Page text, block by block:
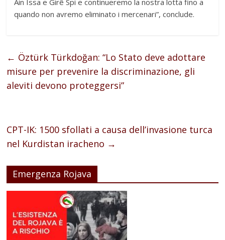
quando non avremo eliminato i mercenari”, conclude.
← Öztürk Türkdoğan: “Lo Stato deve adottare
misure per prevenire la discriminazione, gli
aleviti devono proteggersi”
CPT-IK: 1500 sfollati a causa dell’invasione turca
nel Kurdistan iracheno →
Emergenza Rojava